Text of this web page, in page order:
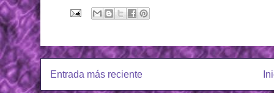
Entrada más reciente